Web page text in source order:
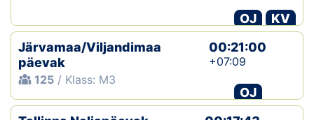
OJ
KV
Järvamaa/Viljandimaa
päevak
125 / Klass: M3
00:21:00
+07:09
OJ